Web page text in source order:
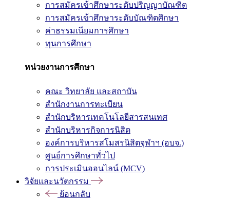
การสมัครเข้าศึกษาระดับปริญญาบัณฑิต
การสมัครเข้าศึกษาระดับบัณฑิตศึกษา
ค่าธรรมเนียมการศึกษา
ทุนการศึกษา
หน่วยงานการศึกษา
คณะ วิทยาลัย และสถาบัน
สำนักงานการทะเบียน
สำนักบริหารเทคโนโลยีสารสนเทศ
สำนักบริหารกิจการนิสิต
องค์การบริหารสโมสรนิสิตจุฬาฯ (อบจ.)
ศูนย์การศึกษาทั่วไป
การประเมินออนไลน์ (MCV)
วิจัยและนวัตกรรม
ย้อนกลับ